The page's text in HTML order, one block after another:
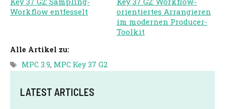
Workflow entfesselt
orientiertes Arrangieren
im modernen Producer-
Toolkit
Alle Artikel zu:
Tags
MPC 3.9, MPC Key 37 G2
LATEST ARTICLES